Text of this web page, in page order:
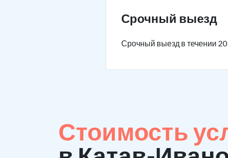
Срочный выезд
Срочный выезд в течении
Стоимость